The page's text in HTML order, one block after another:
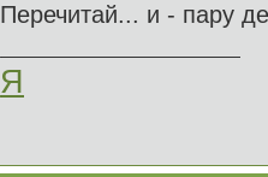
Перечитай... и - пару
Я